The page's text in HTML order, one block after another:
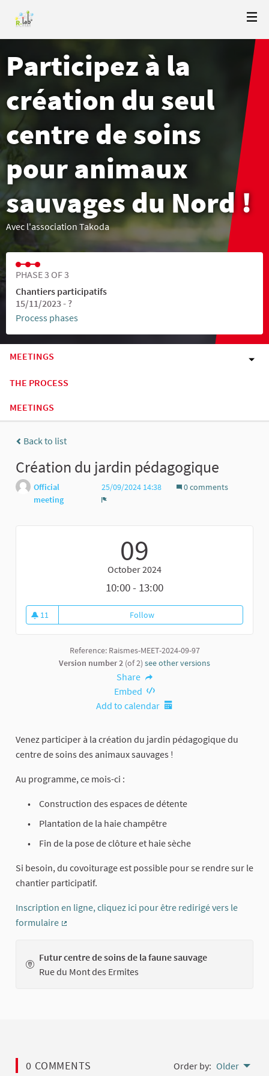
Participez à la
création du seul
centre de soins
pour animaux
sauvages du Nord !
Avec l'association Takoda
PHASE 3 OF 3
Chantiers participatifs
15/11/2023 - ?
Process phases
MEETINGS
THE PROCESS
MEETINGS
Back to list
Création du jardin pédagogique
Official
meeting
25/09/2024 14:38
0 comments
09
October 2024
10:00 - 13:00
11
11 followers
FollowCréation du jardin pédagogique
Reference: Raismes-MEET-2024-09-97
Version number 2 (of 2) see other versions
Share
Embed
Add to calendar
Venez participer à la création du jardin pédagogique du
centre de soins des animaux sauvages !
Au programme, ce mois-ci :
Construction des espaces de détente
Plantation de la haie champêtre
Fin de la pose de clôture et haie sèche
Si besoin, du covoiturage est possible pour se rendre sur le
chantier participatif.
Inscription en ligne, cliquez ici pour être redirigé vers le
formulaire
Futur centre de soins de la faune sauvage
Rue du Mont des Ermites
0 COMMENTS Order by: Older